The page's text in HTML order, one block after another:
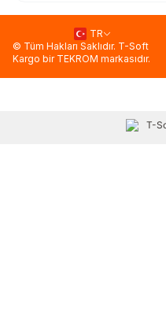
TR
© Tüm Hakları Saklıdır. T-Soft
Kargo bir TEKROM markasıdır.